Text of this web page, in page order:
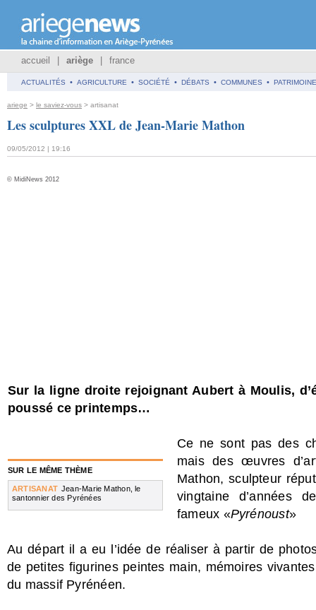
accueil ariège france
ACTUALITÉS • AGRICULTURE • SOCIÉTÉ • DÉBATS • COMMUNES • PATRIMOINE
ariege > le saviez-vous > artisanat
Les sculptures XXL de Jean-Marie Mathon
09/05/2012 | 19:16
© MidiNews 2012
SUR LE MÊME THÈME
ARTISANAT Jean-Marie Mathon, le
santonnier des Pyrénées
Sur la ligne droite rejoignant Aubert à Moulis,
poussé ce printemps…
Ce ne sont pas des
mais des œuvres
Mathon, sculpteur
vingtaine d’années
fameux «Pyrénoust»
Au départ il a eu l’idée de réaliser à partir de
de petites figurines peintes main, mémoires
du massif Pyrénéen.